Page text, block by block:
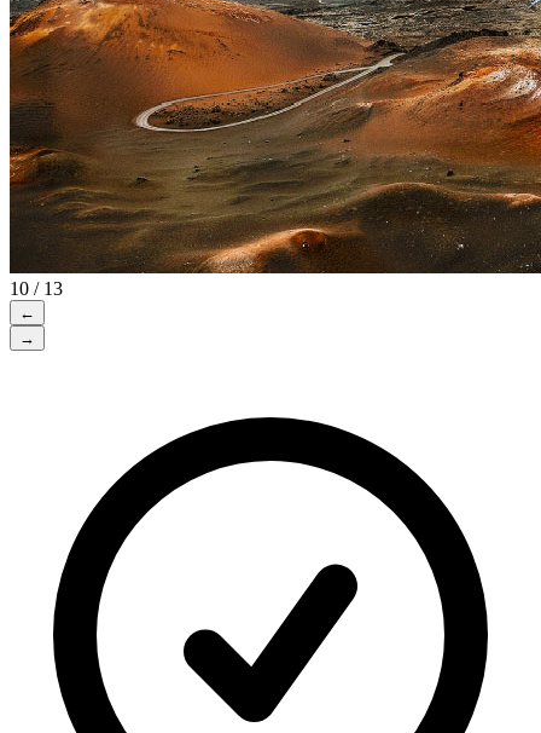
10 / 13
←
→